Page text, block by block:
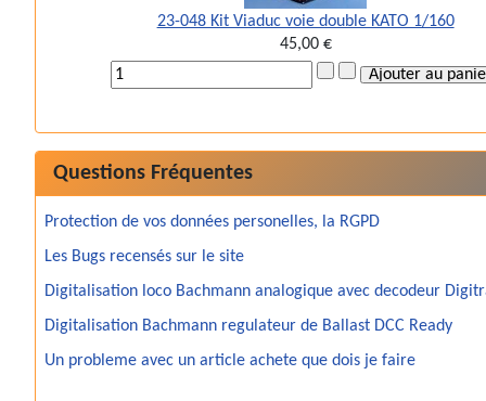
23-048 Kit Viaduc voie double KATO 1/160
45,00 €
Questions Fréquentes
Protection de vos données personelles, la RGPD
Les Bugs recensés sur le site
Digitalisation loco Bachmann analogique avec decodeur
Digitalisation Bachmann regulateur de Ballast DCC Ready
Un probleme avec un article achete que dois je faire